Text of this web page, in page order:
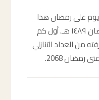
2068؟ وكم يوم على رمضان هذا
العام؟ يبدأ رمضان 2068 في ٢ رمضان ١٤٨٩ هـ. أول كم
يمكنك معرفته من العداد التنازلي
2068.